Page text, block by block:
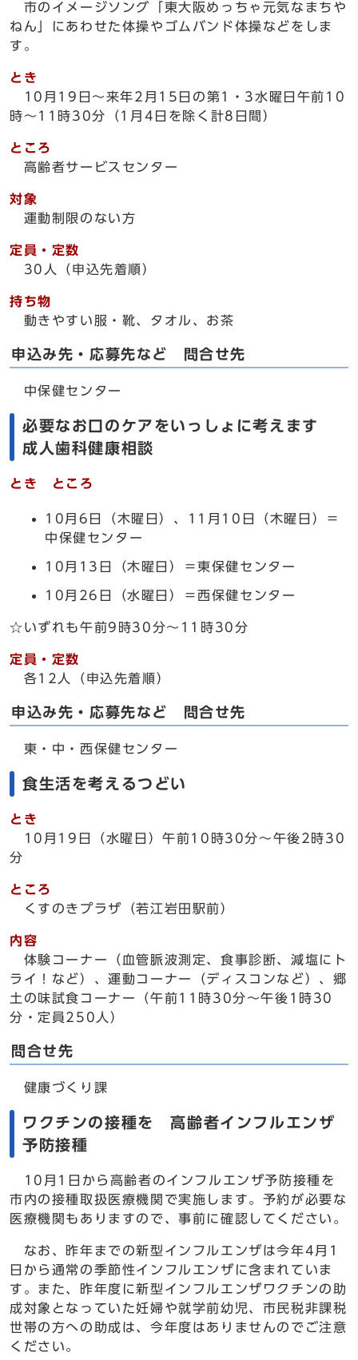
市のイメージソング「東大阪めっちゃ元気なまちや
ねん」にあわせた体操やゴムバンド体操などをしま
す。
とき
10月19日～来年2月15日の第1・3水曜日午前10
時～11時30分（1月4日を除く計8日間）
ところ
高齢者サービスセンター
対象
運動制限のない方
定員・定数
30人（申込先着順）
持ち物
動きやすい服・靴、タオル、お茶
申込み先・応募先など 問合せ先
中保健センター
必要なお口のケアをいっしょに考えます
成人歯科健康相談
とき ところ
10月6日（木曜日）、11月10日（木曜日）＝
中保健センター
10月13日（木曜日）＝東保健センター
10月26日（水曜日）＝西保健センター
☆いずれも午前9時30分～11時30分
定員・定数
各12人（申込先着順）
申込み先・応募先など 問合せ先
東・中・西保健センター
食生活を考えるつどい
とき
10月19日（水曜日）午前10時30分～午後2時30
分
ところ
くすのきプラザ（若江岩田駅前）
内容
体験コーナー（血管脈波測定、食事診断、減塩にト
ライ！など）、運動コーナー（ディスコンなど）、郷
土の味試食コーナー（午前11時30分～午後1時30
分・定員250人）
問合せ先
健康づくり課
ワクチンの接種を 高齢者インフルエンザ
予防接種
10月1日から高齢者のインフルエンザ予防接種を
市内の接種取扱医療機関で実施します。予約が必要な
医療機関もありますので、事前に確認してください。
なお、昨年までの新型インフルエンザは今年4月1
日から通常の季節性インフルエンザに含まれていま
す。また、昨年度に新型インフルエンザワクチンの助
成対象となっていた妊婦や就学前幼児、市民税非課税
世帯の方への助成は、今年度はありませんのでご注意
ください。